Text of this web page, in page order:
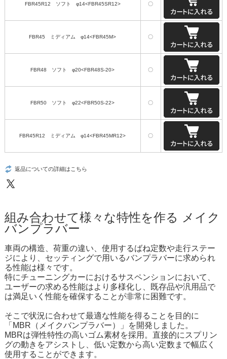
FBR45R12 ソフト φ14<FBR45SR12> 〇
FBR45 ミディアム φ14<FBR45M> 〇
FBR48 ソフト φ20<FBR48S-20> 〇
FBR50 ソフト φ22<FBR50S-22> 〇
FBR45R12 ミディアム φ14<FBR45MR12> 〇
返品についての詳細はこちら
組み合わせて様々な特性を作る メイク
バンプラバー
車両の構造、荷重の違い、使用するばね定数や走行ステー
ジにより、セッティングで用いるバンプラバーに求められ
る性能は様々です。
特にチューニングカーにおけるサスペンションにおいて、
ユーザーの求める性能はより多様化し、既存品や汎用品で
は満足いく性能を確保することが非常に困難です。
そこで状況に合わせて最適な性能を得ることを目的に
「MBR（メイクバンプラバー）」を開発しました。
MBRは弾性特性の高いゴム素材を採用。直接的にスプリン
グの動きをアシストし、低い定数から高い定数まで幅広く
使用することができます。